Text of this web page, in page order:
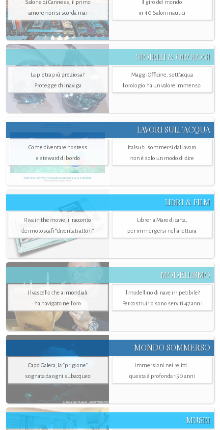
Salone di Canness, il primo
amore non si scorda mai
Il giro del mondo
in 40 Saloni nautici
GIOIELLI & OROLOGI
La pietra più preziosa?
Protegge chi naviga
Maggi Officine, sott’acqua
l'orologio ha un valore immenso
LAVORI SULL’ACQUA
Come diventare hostess
e steward di bordo
Italsub: sommersi dal lavoro
non è solo un modo di dire
LIBRI & FILM
Riva in the movie, il racconto
dei motoscafi “diventati attori”
Libreria Mare di carta,
per immergersi nella lettura
MODELLISMO
Il vascello che ai mondiali
ha navigato nell’oro
Il modellino di nave irripetibile?
Per costruirlo sono serviti 47 anni
MONDO SOMMERSO
Capo Galera, la "prigione"
sognata da ogni subacqueo
Immersioni nei relitti:
questa è profonda 150 anni
MUSEI